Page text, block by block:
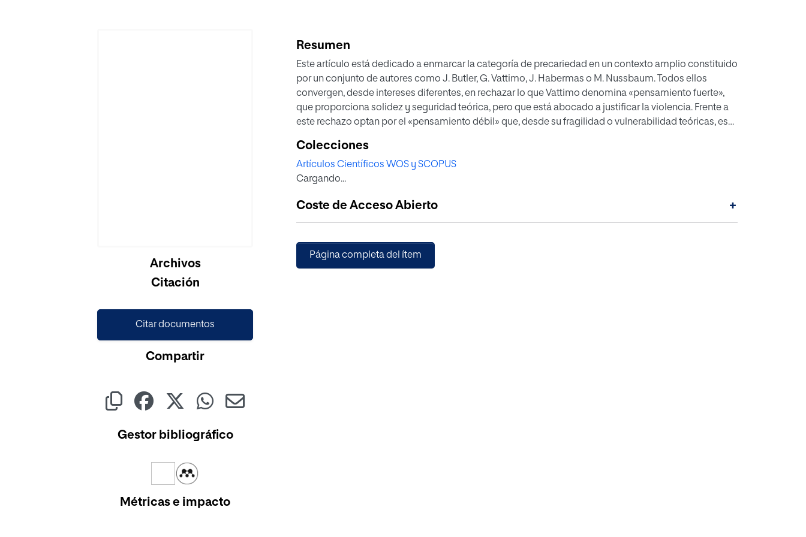
Cargando...Archivos
Citación
Citar documentos
Compartir
Gestor bibliográfico
Métricas e impacto
Resumen
Este artículo está dedicado a enmarcar la categoría de precariedad en un contexto amplio constituido
por un conjunto de autores como J. Butler, G. Vattimo, J. Habermas o M. Nussbaum. Todos ellos
convergen, desde intereses diferentes, en rechazar lo que Vattimo denomina «pensamiento fuerte»,
que proporciona solidez y seguridad teórica, pero que está abocado a justificar la violencia. Frente a
este rechazo optan por el «pensamiento débil» que, desde su fragilidad o vulnerabilidad teóricas, es
Colecciones
Artículos Científicos WOS y SCOPUS
Cargando...
Coste de Acceso Abierto +
Página completa del ítem